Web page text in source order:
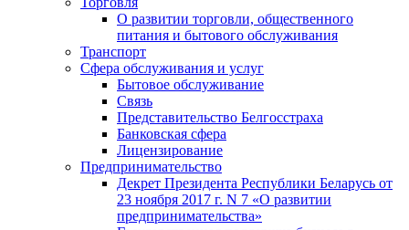
О развитии торговли, общественного
питания и бытового обслуживания
Транспорт
Сфера обслуживания и услуг
Бытовое обслуживание
Связь
Представительство Белгосстраха
Банковская сфера
Лицензирование
Предпринимательство
Декрет Президента Республики Беларусь от
23 ноября 2017 г. N 7 «О развитии
предпринимательства»